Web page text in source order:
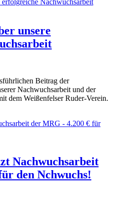
unsere
Beitrag der
Nachwuchsarbeit und der
dem Weißenfelser Ruder-Verein.
Nachwuchsarbeit
den Nchwuchs!